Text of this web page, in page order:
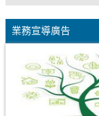
業務宣導廣告